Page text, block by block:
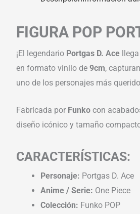
FIGURA POP
¡El legendario Portgas D. Ace
en formato vinilo de 9cm,
uno de los personajes más
Fabricada por Funko con
diseño icónico y tamaño
CARACTERÍSTICAS:
Personaje: Portgas D. Ace
Anime / Serie: One Piece
Colección: Funko POP